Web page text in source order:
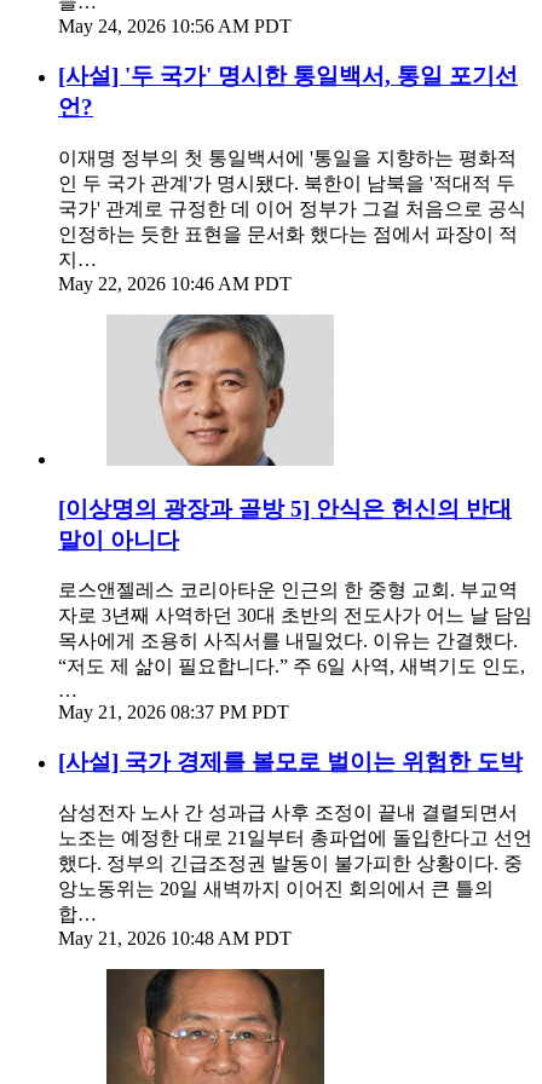
May 24, 2026 10:56 AM PDT
[사설] '두 국가' 명시한 통일백서, 통일 포기선
언?
이재명 정부의 첫 통일백서에 '통일을 지향하는 평화적
인 두 국가 관계'가 명시됐다. 북한이 남북을 '적대적 두
국가' 관계로 규정한 데 이어 정부가 그걸 처음으로 공식
인정하는 듯한 표현을 문서화 했다는 점에서 파장이 적
지…
May 22, 2026 10:46 AM PDT
[이상명의 광장과 골방 5] 안식은 헌신의 반대
말이 아니다
로스앤젤레스 코리아타운 인근의 한 중형 교회. 부교역
자로 3년째 사역하던 30대 초반의 전도사가 어느 날 담임
목사에게 조용히 사직서를 내밀었다. 이유는 간결했다.
“저도 제 삶이 필요합니다.” 주 6일 사역, 새벽기도 인도,
…
May 21, 2026 08:37 PM PDT
[사설] 국가 경제를 볼모로 벌이는 위험한 도박
삼성전자 노사 간 성과급 사후 조정이 끝내 결렬되면서
노조는 예정한 대로 21일부터 총파업에 돌입한다고 선언
했다. 정부의 긴급조정권 발동이 불가피한 상황이다. 중
앙노동위는 20일 새벽까지 이어진 회의에서 큰 틀의
합…
May 21, 2026 10:48 AM PDT